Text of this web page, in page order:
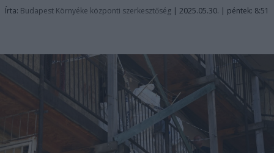
Írta: Budapest Környéke központi szerkesztőség | 2025.05.30. | péntek: 8:51